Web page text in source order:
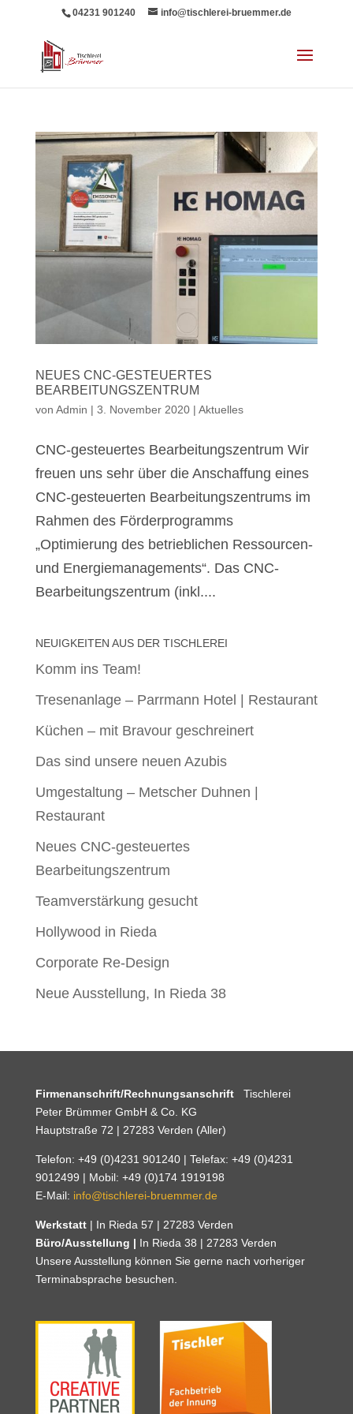
04231 901240 info@tischlerei-bruemmer.de
NEUES CNC-GESTEUERTES
BEARBEITUNGSZENTRUM
von Admin | 3. November 2020| Aktuelles
CNC-gesteuertes Bearbeitungszentrum Wir
freuen uns sehr über die Anschaffung eines
CNC-gesteuerten Bearbeitungszentrums im
Rahmen des Förderprogramms
„Optimierung des betrieblichen Ressourcen-
und Energiemanagements“. Das CNC-
Bearbeitungszentrum (inkl....
NEUIGKEITEN AUS DER TISCHLEREI
Komm ins Team!
Tresenanlage – Parrmann Hotel | Restaurant
Küchen – mit Bravour geschreinert
Das sind unsere neuen Azubis
Umgestaltung – Metscher Duhnen |
Restaurant
Neues CNC-gesteuertes
Bearbeitungszentrum
Teamverstärkung gesucht
Hollywood in Rieda
Corporate Re-Design
Neue Ausstellung, In Rieda 38
Firmenanschrift/Rechnungsanschrift Tischlerei
Peter Brümmer GmbH & Co. KG
Hauptstraße 72 | 27283 Verden (Aller)
Telefon: +49 (0)4231 901240 | Telefax: +49 (0)4231
9012499 | Mobil: +49 (0)174 1919198
E-Mail: info@tischlerei-bruemmer.de
Werkstatt| In Rieda 57 | 27283 Verden
Büro/Ausstellung | In Rieda 38 | 27283 Verden
Unsere Ausstellung können Sie gerne nach vorheriger
Terminabsprache besuchen.